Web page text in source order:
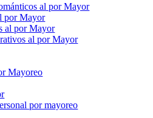
al por Mayor
por Mayor
al por Mayor
al por Mayor
Mayoreo
por mayoreo